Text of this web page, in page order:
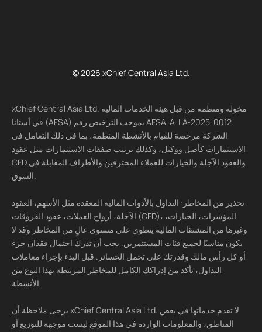
© 2026 xChief Central Asia Ltd.
xChief Central Asia Ltd. مخولة ومنظمة من قبل هيئة الخدمات المالية
في أستانا (AFSA) بموجب الترخيص رقم AFSA-A-LA-2025-0012.
الشركة مرخصة للقيام بالأنشطة المنظمة، بما في ذلك التعامل في
الاستثمارات كأصل ووكيل، وكذلك ترتيب صفقات الاستثمارات مثل عقود
CFD والعقود الآجلة والخيارات للعملاء المحترفين والأطراف المقابلة في
السوق.
تحذير من المخاطر: التداول بالأدوات المالية المعقدة مثل الأسهم، العقود
الآجلة، أزواج العملات، عقود الفروقات (CFD)، المؤشرات، الخيارات،
وغيرها من المشتقات المالية ينطوي على مستوى عالٍ من المخاطر وقد لا
يكون مناسبًا لجميع فئات المستثمرين. يجب أن تدرك احتمال فقدان جزء
أو كل رأس مالك وقدرتك على تحمل الخسائر. قبل البدء بإجراء معاملات
التداول، تأكد من إدراكك الكامل للمخاطر المرتبطة بهذا النوع من
الأنشطة.
يرجى ملاحظة أن xChief Central Asia Ltd. لا تقدم خدماتها في بعض
المناطق، والمعلومات الواردة في هذا الموقع ليست موجهة للتوزيع أو